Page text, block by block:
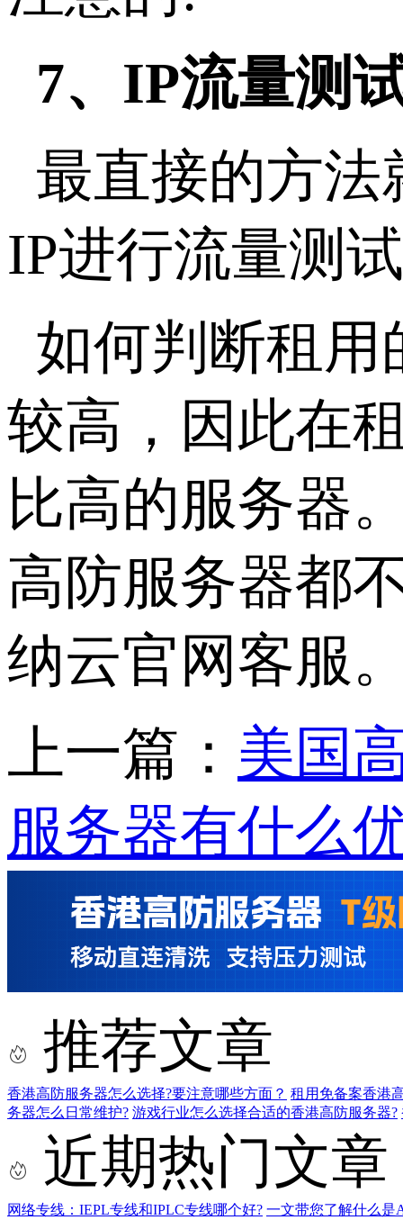
7、IP流量测
最直接的方法
IP进行流量测
如何判断租用
较高，因此在
比高的服务器
高防服务器都
纳云官网客服
上一篇： 美国
服务器有什么
推荐文章
香港高防服务器怎么选择?要注意哪些方面？ 租用免备案香港
务器怎么日常维护? 游戏行业怎么选择合适的香港高防服务器?
近期热门文章
网络专线：IEPL专线和IPLC专线哪个好? 一文带您了解什么是